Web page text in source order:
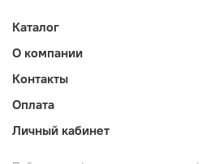
Каталог
О компании
Контакты
Оплата
Личный кабинет